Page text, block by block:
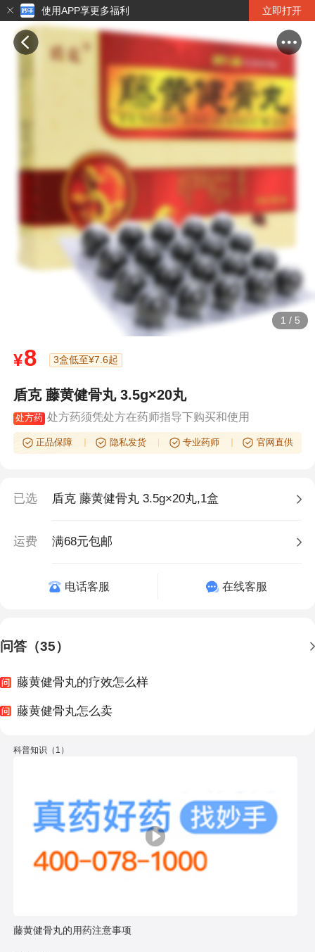
使用APP享更多福利 立即打开
1 / 5
¥8 3盒低至¥7.6起
盾克 藤黄健骨丸 3.5g×20丸
处方药 处方药须凭处方在药师指导下购买和使用
正品保障 隐私发货 专业药师 官网直供
已选 盾克 藤黄健骨丸 3.5g×20丸,1盒
运费 满68元包邮
电话客服 在线客服
问答（35）
藤黄健骨丸的疗效怎么样
藤黄健骨丸怎么卖
科普知识（1）
藤黄健骨丸的用药注意事项